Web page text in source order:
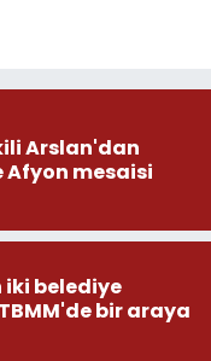
Arslan'dan
Afyon mesaisi
belediye
bir araya